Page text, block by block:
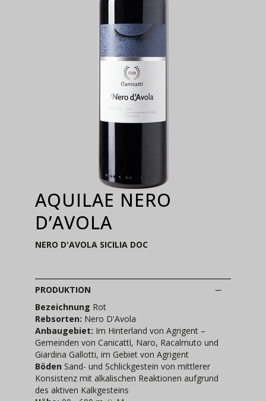
AQUILAE NERO
D’AVOLA
NERO D'AVOLA SICILIA DOC
PRODUKTION
Bezeichnung Rot
Rebsorten: Nero D'Avola
Anbaugebiet: Im Hinterland von Agrigent –
Gemeinden von Canicattì, Naro, Racalmuto und
Giardina Gallotti, im Gebiet von Agrigent
Böden Sand- und Schlickgestein von mittlerer
Konsistenz mit alkalischen Reaktionen aufgrund
des aktiven Kalkgesteins